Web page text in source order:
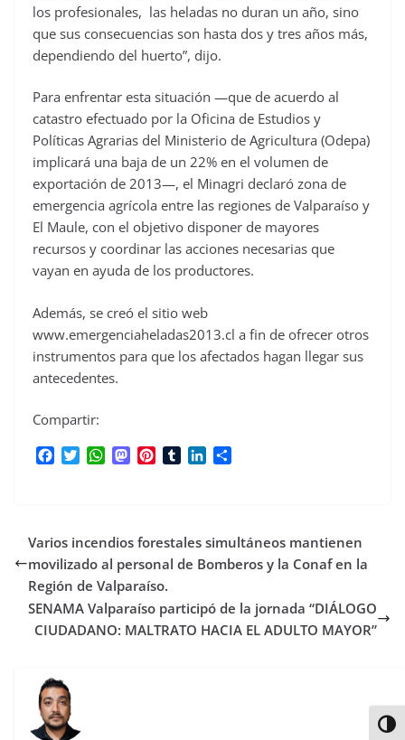
los profesionales, las heladas no duran un año, sino
que sus consecuencias son hasta dos y tres años más,
dependiendo del huerto”, dijo.
Para enfrentar esta situación —que de acuerdo al
catastro efectuado por la Oficina de Estudios y
Políticas Agrarias del Ministerio de Agricultura (Odepa)
implicará una baja de un 22% en el volumen de
exportación de 2013—, el Minagri declaró zona de
emergencia agrícola entre las regiones de Valparaíso y
El Maule, con el objetivo disponer de mayores
recursos y coordinar las acciones necesarias que
vayan en ayuda de los productores.
Además, se creó el sitio web
www.emergenciaheladas2013.cl a fin de ofrecer otros
instrumentos para que los afectados hagan llegar sus
antecedentes.
Compartir:
o
o
k
e
r
W
A
p
p
M
d
o
n
r
e
s
r
d
I
r
t
Varios incendios forestales simultáneos mantienen
movilizado al personal de Bomberos y la Conaf en la
Región de Valparaíso.
SENAMA Valparaíso participó de la jornada “DIÁLOGO
CIUDADANO: MALTRATO HACIA EL ADULTO MAYOR”